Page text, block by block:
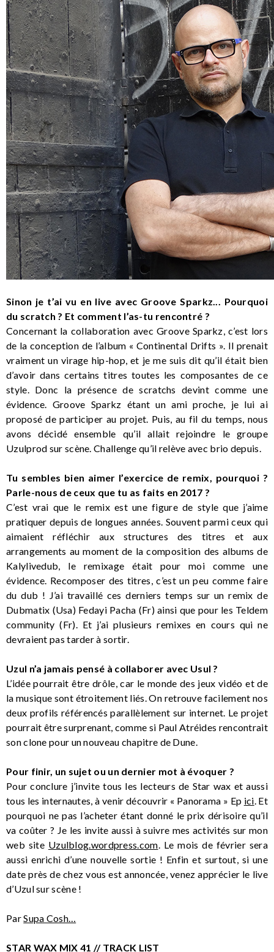
Sinon je t’ai vu en live avec Groove Sparkz... Pourquoi
du scratch ? Et comment l’as-tu rencontré ?
Concernant la collaboration avec Groove Sparkz, c’est lors
de la conception de l’album « Continental Drifts ». Il prenait
vraiment un virage hip-hop, et je me suis dit qu’il était bien
d’avoir dans certains titres toutes les composantes de ce
style. Donc la présence de scratchs devint comme une
évidence. Groove Sparkz étant un ami proche, je lui ai
proposé de participer au projet. Puis, au fil du temps, nous
avons décidé ensemble qu’il allait rejoindre le groupe
Uzulprod sur scène. Challenge qu’il relève avec brio depuis.
Tu sembles bien aimer l’exercice de remix, pourquoi ?
Parle-nous de ceux que tu as faits en 2017 ?
C’est vrai que le remix est une figure de style que j’aime
pratiquer depuis de longues années. Souvent parmi ceux qui
aimaient réfléchir aux structures des titres et aux
arrangements au moment de la composition des albums de
Kalylivedub, le remixage était pour moi comme une
évidence. Recomposer des titres, c’est un peu comme faire
du dub ! J’ai travaillé ces derniers temps sur un remix de
Dubmatix (Usa) Fedayi Pacha (Fr) ainsi que pour les Teldem
community (Fr). Et j’ai plusieurs remixes en cours qui ne
devraient pas tarder à sortir.
Uzul n’a jamais pensé à collaborer avec Usul ?
L’idée pourrait être drôle, car le monde des jeux vidéo et de
la musique sont étroitement liés. On retrouve facilement nos
deux profils référencés parallèlement sur internet. Le projet
pourrait être surprenant, comme si Paul Atréides rencontrait
son clone pour un nouveau chapitre de Dune.
Pour finir, un sujet ou un dernier mot à évoquer ?
Pour conclure j’invite tous les lecteurs de Star wax et aussi
tous les internautes, à venir découvrir « Panorama » Ep ici. Et
pourquoi ne pas l’acheter étant donné le prix dérisoire qu’il
va coûter ? Je les invite aussi à suivre mes activités sur mon
web site Uzulblog.wordpress.com. Le mois de février sera
aussi enrichi d’une nouvelle sortie ! Enfin et surtout, si une
date près de chez vous est annoncée, venez apprécier le live
d’Uzul sur scène !
ParSupa Cosh…
STAR WAX MIX 41 // TRACK LIST